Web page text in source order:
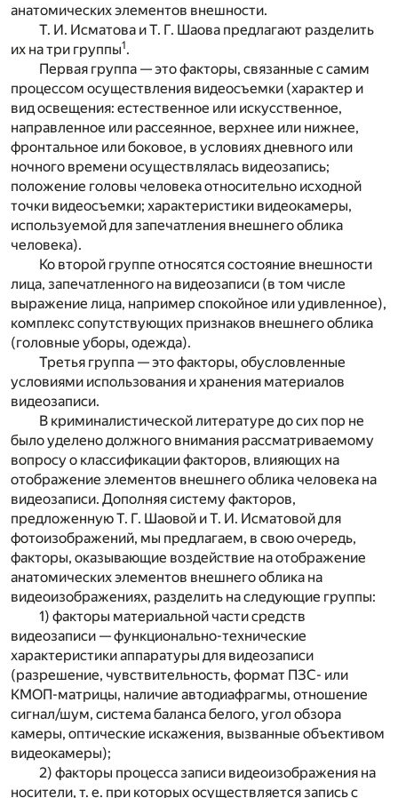
анатомических элементов внешности.
Т. И. Исматова и Т. Г. Шаова предлагают разделить
их на три группы1.
Первая группа — это факторы, связанные с самим
процессом осуществления видеосъемки (характер и
вид освещения: естественное или искусственное,
направленное или рассеянное, верхнее или нижнее,
фронтальное или боковое, в условиях дневного или
ночного времени осуществлялась видеозапись;
положение головы человека относительно исходной
точки видеосъемки; характеристики видеокамеры,
используемой для запечатления внешнего облика
человека).
Ко второй группе относятся состояние внешности
лица, запечатленного на видеозаписи (в том числе
выражение лица, например спокойное или удивленное),
комплекс сопутствующих признаков внешнего облика
(головные уборы, одежда).
Третья группа — это факторы, обусловленные
условиями использования и хранения материалов
видеозаписи.
В криминалистической литературе до сих пор не
было уделено должного внимания рассматриваемому
вопросу о классификации факторов, влияющих на
отображение элементов внешнего облика человека на
видеозаписи. Дополняя систему факторов,
предложенную Т. Г. Шаовой и Т. И. Исматовой для
фотоизображений, мы предлагаем, в свою очередь,
факторы, оказывающие воздействие на отображение
анатомических элементов внешнего облика на
видеоизображениях, разделить на следующие группы:
1) факторы материальной части средств
видеозаписи — функционально-технические
характеристики аппаратуры для видеозаписи
(разрешение, чувствительность, формат ПЗС- или
КМОП-матрицы, наличие автодиафрагмы, отношение
сигнал/шум, система баланса белого, угол обзора
камеры, оптические искажения, вызванные объективом
видеокамеры);
2) факторы процесса записи видеоизображения на
носители, т. е. при которых осуществляется запись с